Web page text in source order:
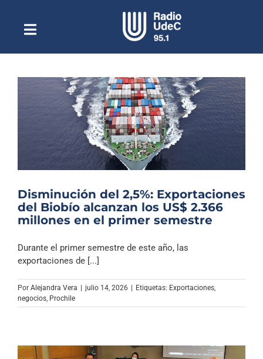
contenidoToggle
NavigationEscuchar Radio UdeC en vivo
Quiénes Somos
Programación
Podcast
Noticias
Columnas
Música Clásica
Especiales
Disminución del 2,5%: Exportaciones
del Biobío alcanzan los US$ 2.366
millones en el primer semestre
Durante el primer semestre de este año, las
exportaciones de [...]
Por Alejandra Vera | julio 14, 2026 | Etiquetas: Exportaciones
negocios Prochile